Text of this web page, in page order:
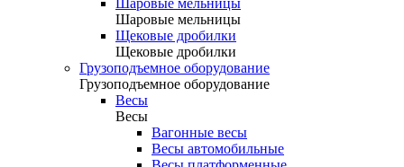
Шаровые мельницы
Шаровые мельницы
Щековые дробилки
Щековые дробилки
Грузоподъемное оборудование
Грузоподъемное оборудование
Весы
Весы
Вагонные весы
Весы автомобильные